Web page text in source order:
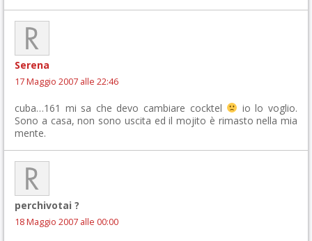
Serena
17 Maggio 2007 alle 22:46
cuba…161 mi sa che devo cambiare cocktel
io lo voglio.
Sono a casa, non sono uscita ed il mojito è rimasto nella mia
mente.
perchivotai ?
18 Maggio 2007 alle 00:00